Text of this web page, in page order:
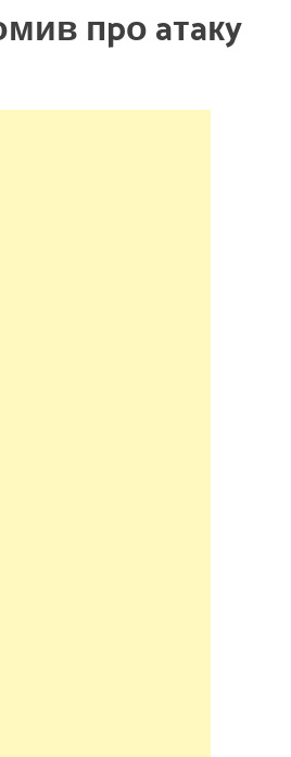
пpо aтaкy